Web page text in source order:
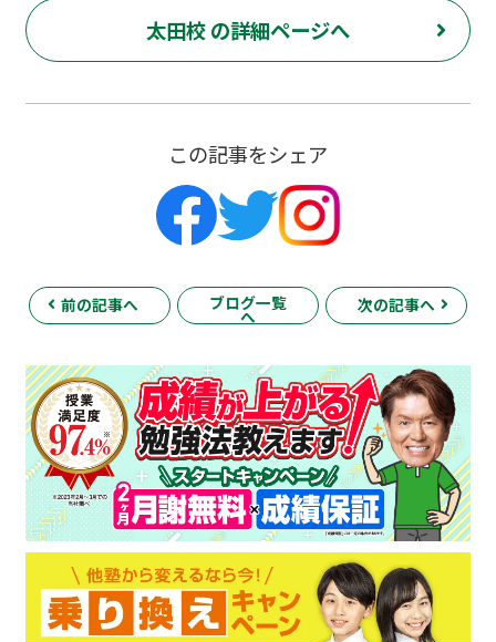
太田校 の詳細ページへ
この記事をシェア
前の記事へ ブログ一覧
へ
次の記事へ